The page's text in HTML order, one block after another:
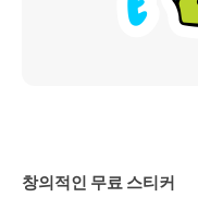
창의적인 무료 스티커